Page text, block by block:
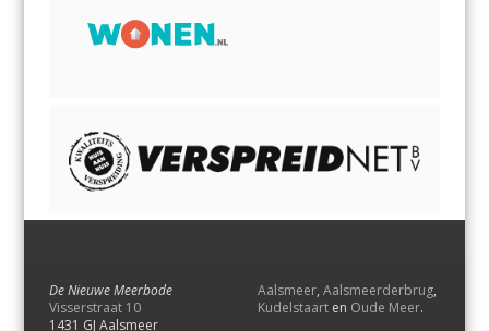
De Nieuwe Meerbode
Visserstraat 10
1431 GJ Aalsmeer
Aalsmeer, Aalsmeerderbrug,
Kudelstaart en Oude Meer.